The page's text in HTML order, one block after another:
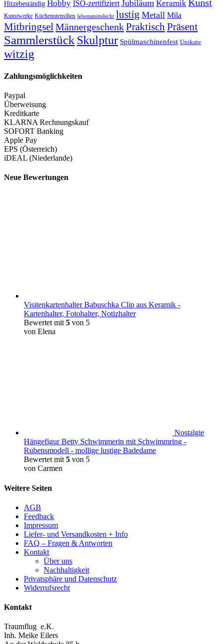
Hitzebeständig Hobby ISO-zertifiziert Jubiläum Keramik Kunst
Kunstwerke Küchenutensilien lebensmittelecht lustig Metall Mila
MitbringselMännergeschenkPraktischPräsent
Sammlerstück Skulptur Spülmaschinenfest Unikate
witzig
Zahlungsmöglichkeiten
Paypal
Überweisung
Kreditkarte
KLARNA Rechnungskauf
SOFORT Banking
Apple Pay
EPS (Österreich)
iDEAL (Niederlande)
Neue Bewertungen
Visitenkartenhalter Babuschka Clip aus Keramik -
Kartenhalter, Fotohalter, Notizhalter
Bewertet mit 5 von 5
von Elena
Nostalgie
Hängefigur Betty Schwimmerin mit Schwimmring -
Rubensmodell - mollige lustige Badedame
Bewertet mit 5 von 5
von Carmen
Weitere Seiten
AGB
Feedback
Impressum
Liefer- und Versandkosten + Info
FAQ – Fragen & Antworten
Kontakt
Über uns
Nachhaltigkeit
Privatsphäre und Datenschutz
Widerrufsrecht
Kontakt
Traumflug e.K.
Inh. Meike Eilers